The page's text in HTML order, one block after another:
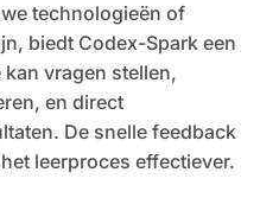
technologieën of
biedt Codex-Spark een
vragen stellen,
en direct
De snelle feedback
leerproces effectiever.